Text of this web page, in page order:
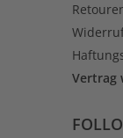
Vertrag